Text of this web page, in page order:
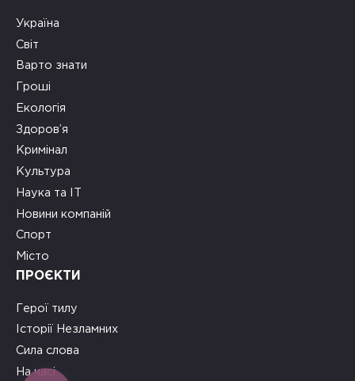
Україна
Світ
Варто знати
Гроші
Екологія
Здоров’я
Кримінал
Культура
Наука та ІТ
Новини компаній
Спорт
Місто
ПРОЄКТИ
Герої тилу
Історії Незламних
Сила слова
На часі